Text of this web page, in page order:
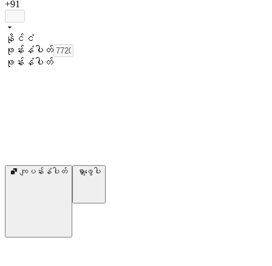
+91
နိုင်ငံ
ဖုန်းနံပါတ်
ဖုန်းနံပါတ်
ကျပန်းနံပါတ် ရှာဖွေပါ